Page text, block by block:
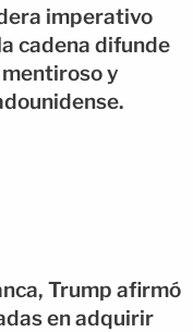
imperativo
cadena difunde
y
Trump afirmó
en adquirir